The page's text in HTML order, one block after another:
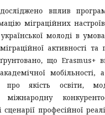
вплив
міграційних
молоді в
активності та
що Erasmus+
про якість освіти,
міжнародну
сценарії професійної